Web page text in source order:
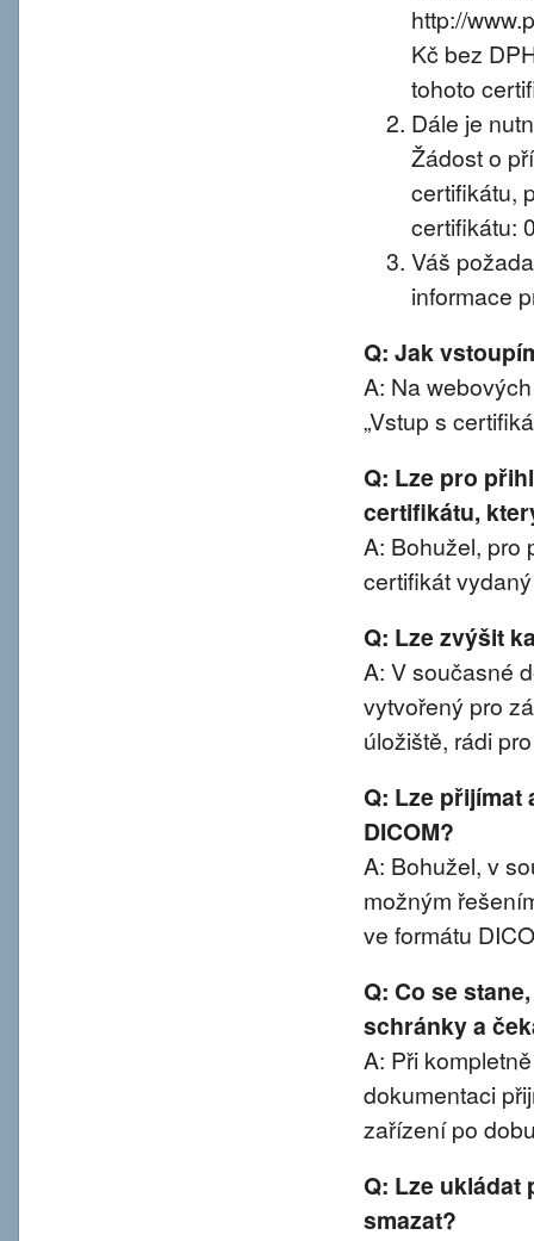
http://
Kč bez
tohoto
Dále je
Žádost o
certifikátu,
certifikátu:
Váš
informace
Q: Jak
A: Na
„Vstup s
Q: Lze pro
certifikátu,
A: Bohužel, pro
certifikát
Q: Lze zvýšit
A: V současné
vytvořený pro
úložiště, rádi
Q: Lze přijímat
DICOM?
A: Bohužel, v
možným
ve formátu
Q: Co se
schránky a
A: Při
dokumentaci
zařízení po
Q: Lze
smazat?